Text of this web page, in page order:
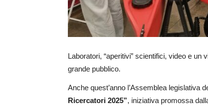
Laboratori, “aperitivi” scientifici, video e
grande pubblico.
Anche quest’anno l’Assemblea legislativa
Ricercatori 2025”, iniziativa promossa